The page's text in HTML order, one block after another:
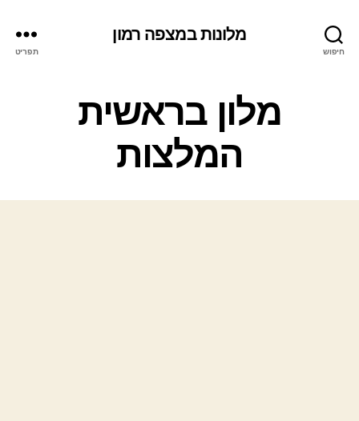
חיפוש
מלונות במצפה רמון
תפריט
ק
ג
ו
ר
ו
מלון בראשית
המלצות